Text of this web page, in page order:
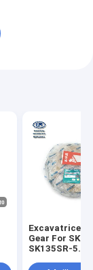
Excavatrice
Gear For
SK135SR-5